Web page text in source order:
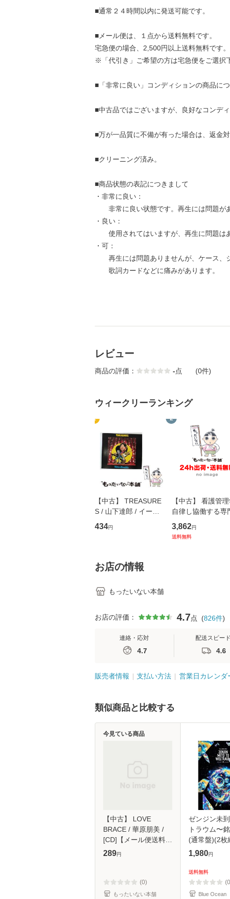
■通常２４時間以内に発送可能です。
■メール便は、１点から送料無料です。
宅急便の場合、2,500円以上送料無料です。
※「代引き」ご希望の方は宅急便をご選択
■「非常に良い」コンディションの商品に
■中古品ではございますが、良好なコンディ
■万が一品質に不備が有った場合は、返金対
■クリーニング済み。
■商品状態の表記につきまして
・非常に良い：
非常に良い状態です。再生には問題があ
・良い：
使用されてはいますが、再生に問題はあ
・可：
再生には問題ありませんが、ケース、ジ
歌詞カードなどに痛みがあります。
レビュー
商品の評価： -点 (0件)
ウィークリーランキング
1
【中古】 TREASURE
S / 山下達郎 / イース
トウエスト・ジャパン
[CD]【メール便送料無
434円
2
【中古】 看護管
自律し協働する専
の看護マネジメン
キル 改訂第3版 (看
3,862円
送料無料
お店の情報
もったいない本舗
お店の評価： 4.7点 (826件)
連絡・応対
4.7
配送スピード
4.6
販売者情報 支払い方法 営業日カレンダ
類似商品と比較する
【中古】 LOVE
BRACE / 華原朋美 /
[CD]【メール便送料無
料】
289円
(0)
もったいない本舗
今見ている商品
ゼンジン未
トラウム〜
(通常盤)(2枚
1,980円
送料無料
Blue Ocean